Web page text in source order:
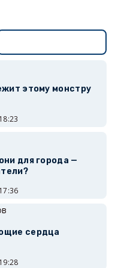
этому монстру
для города —
сердца